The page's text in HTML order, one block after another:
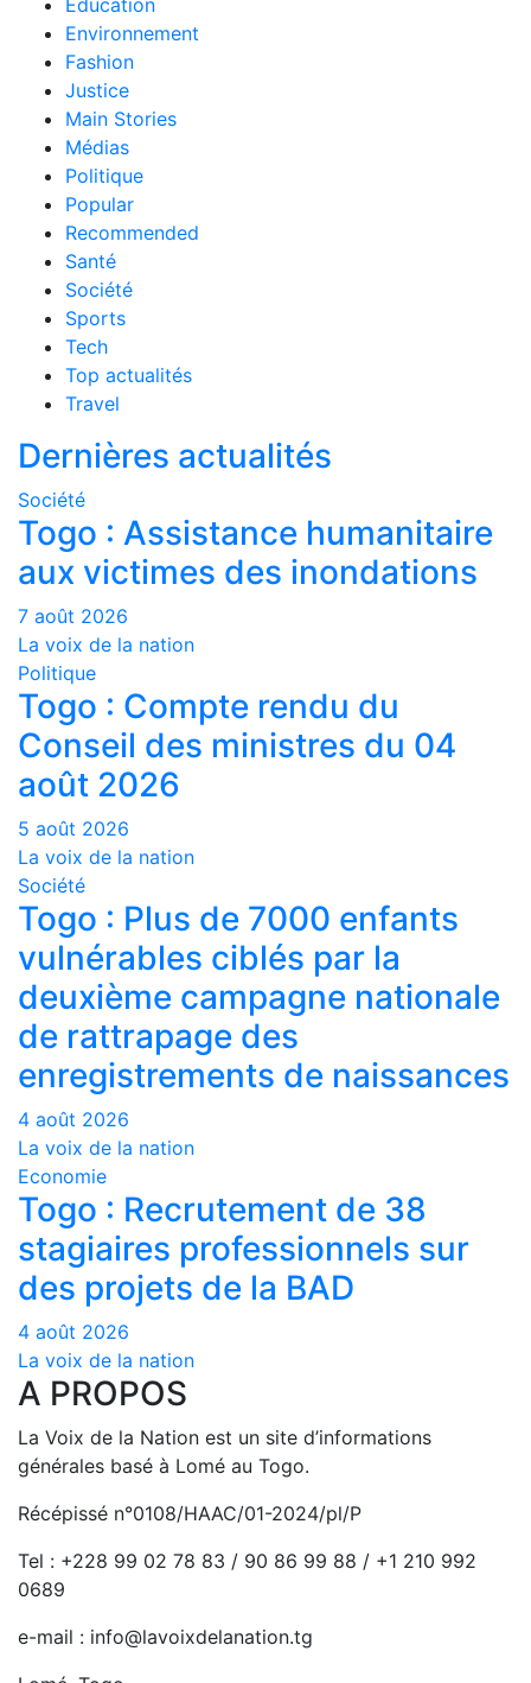
Education
Environnement
Fashion
Justice
Main Stories
Médias
Politique
Popular
Recommended
Santé
Société
Sports
Tech
Top actualités
Travel
Dernières actualités
Société
Togo : Assistance humanitaire
aux victimes des inondations
7 août 2026
La voix de la nation
Politique
Togo : Compte rendu du
Conseil des ministres du 04
août 2026
5 août 2026
La voix de la nation
Société
Togo : Plus de 7000 enfants
vulnérables ciblés par la
deuxième campagne nationale
de rattrapage des
enregistrements de naissances
4 août 2026
La voix de la nation
Economie
Togo : Recrutement de 38
stagiaires professionnels sur
des projets de la BAD
4 août 2026
La voix de la nation
A PROPOS
La Voix de la Nation est un site d’informations
générales basé à Lomé au Togo.
Récépissé n°0108/HAAC/01-2024/pl/P
Tel : +228 99 02 78 83 / 90 86 99 88 / +1 210 992
0689
e-mail : info@lavoixdelanation.tg